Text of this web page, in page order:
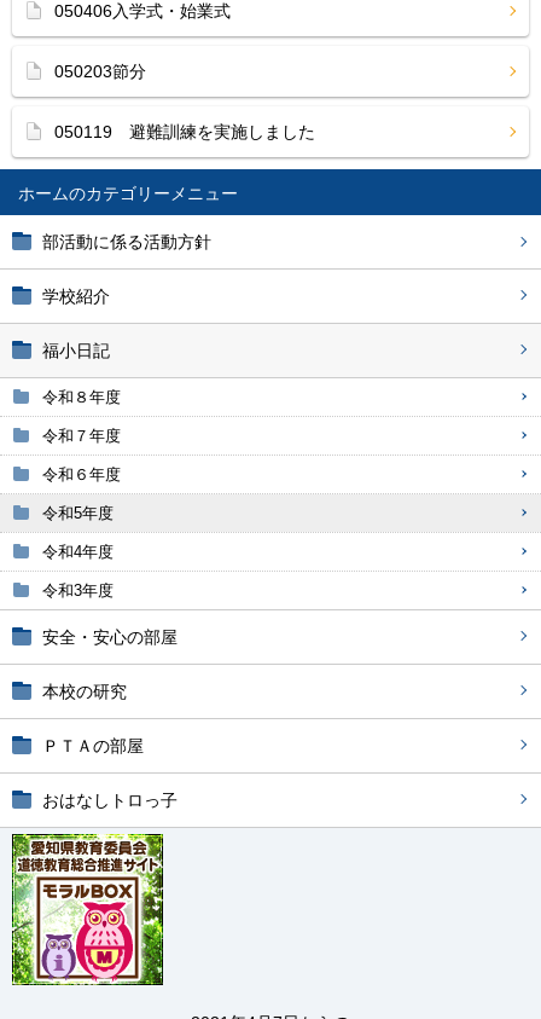
ホーム
部活動に係る活動方針
学校紹介
福小日記
令和８年度
令和７年度
令和６年度
令和5年度
令和4年度
令和3年度
安全・安心の部屋
本校の研究
ＰＴＡの部屋
おはなしトロっ子
050406入学式・始業式
050203節分
050119 避難訓練を実施しました